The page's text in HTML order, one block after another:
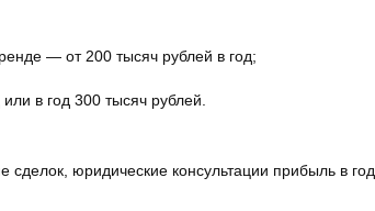
— от 200 тысяч рублей в год;
в год 300 тысяч рублей.
сделок, юридические консультации прибыль в год